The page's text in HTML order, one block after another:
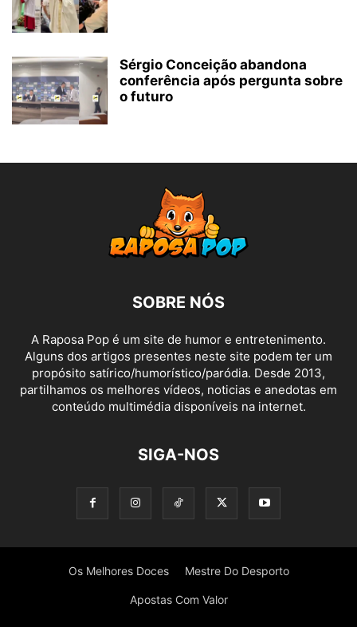
Sérgio Conceição abandona
conferência após pergunta sobre
o futuro
SOBRE NÓS
A Raposa Pop é um site de humor e entretenimento.
Alguns dos artigos presentes neste site podem ter um
propósito satírico/humorístico/paródia. Desde 2013,
partilhamos os melhores vídeos, noticias e anedotas em
conteúdo multimédia disponíveis na internet.
SIGA-NOS
Os Melhores Doces Mestre Do Desporto
Apostas Com Valor